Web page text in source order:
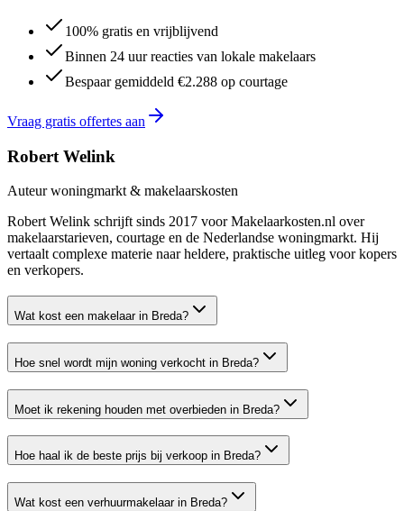
100% gratis en vrijblijvend
Binnen 24 uur reacties van lokale makelaars
Bespaar gemiddeld €2.288 op courtage
Vraag gratis offertes aan
Robert Welink
Auteur woningmarkt & makelaarskosten
Robert Welink schrijft sinds 2017 voor Makelaarkosten.nl over
makelaarstarieven, courtage en de Nederlandse woningmarkt. Hij
vertaalt complexe materie naar heldere, praktische uitleg voor kopers
en verkopers.
Wat kost een makelaar in Breda?
Hoe snel wordt mijn woning verkocht in Breda?
Moet ik rekening houden met overbieden in Breda?
Hoe haal ik de beste prijs bij verkoop in Breda?
Wat kost een verhuurmakelaar in Breda?